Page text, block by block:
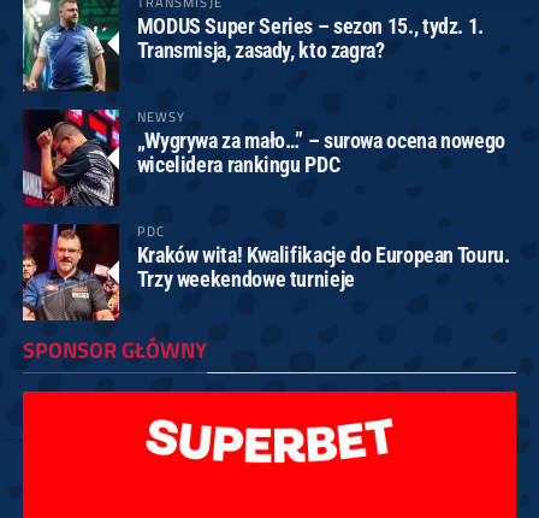
MODUS Super Series – sezon 15., tydz. 1.
Transmisja, zasady, kto zagra?
NEWSY
„Wygrywa za mało…” – surowa ocena nowego
wicelidera rankingu PDC
PDC
Kraków wita! Kwalifikacje do European Touru.
Trzy weekendowe turnieje
SPONSOR GŁÓWNY